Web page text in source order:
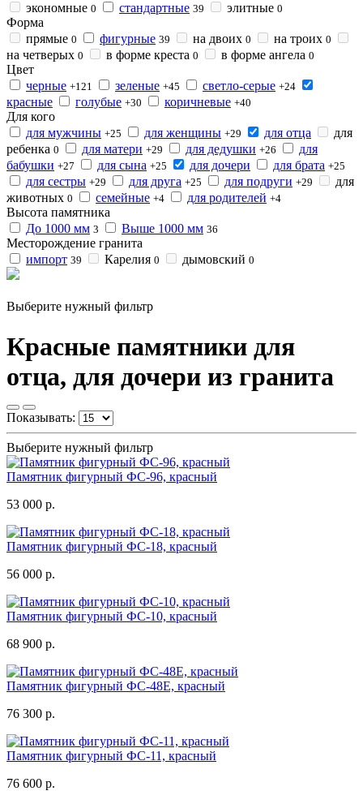
экономные 0 стандартные 39 элитные 0
Форма
прямые 0 фигурные 39 на двоих 0 на троих 0
на четверых 0 в форме креста 0 в форме ангела 0
Цвет
черные +121 зеленые +45 светло-серые +24
красные голубые +30 коричневые +40
Для кого
для мужчины +25 для женщины +29 для отца
для
ребенка 0 для матери +29 для дедушки +26
для
бабушки +27 для сына +25 для дочери для брата +25
для сестры +29 для друга +25 для подруги +29
для
животных 0 семейные +4 для родителей +4
Высота памятника
До 1000 мм 3 Выше 1000 мм 36
Месторождение гранита
импорт 39 Карелия 0 дымовский 0
Выберите нужный фильтр
Красные памятники для
отца, для дочери из гранита
Показывать:
Выберите нужный фильтр
Памятник фигурный ФС-96, красный
53 000 р.
Памятник фигурный ФС-18, красный
56 000 р.
Памятник фигурный ФС-10, красный
68 900 р.
Памятник фигурный ФС-48Е, красный
76 300 р.
Памятник фигурный ФС-11, красный
76 600 р.